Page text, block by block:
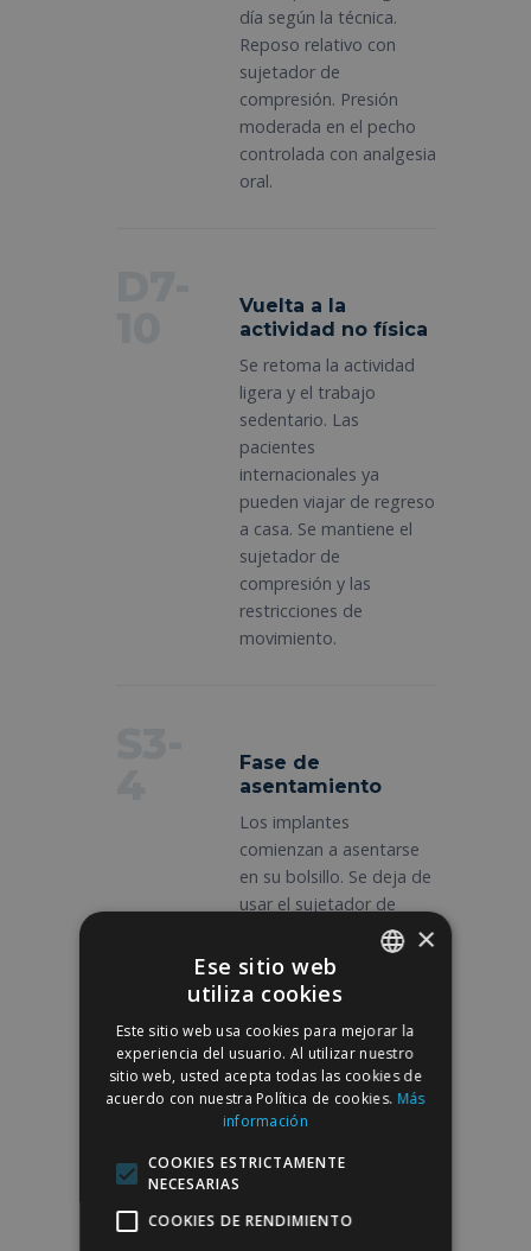
día según la técnica.
Reposo relativo con
sujetador de
compresión. Presión
moderada en el pecho
controlada con analgesia
oral.
Vuelta a la
actividad no física
Se retoma la actividad
ligera y el trabajo
sedentario. Las
pacientes
internacionales ya
pueden viajar de regreso
a casa. Se mantiene el
sujetador de
compresión y las
restricciones de
movimiento.
Fase de
asentamiento
Los implantes
comienzan a asentarse
en su bolsillo. Se deja de
usar el sujetador de
compresión. Sin ejercicio
de la parte superior del
cuerpo.
S6-
Reanudación del
deporte
Vuelta progresiva a la
el trabajo de la parte
ENGLISH
×
Ese sitio web
utiliza cookies
Este sitio web usa cookies para mejorar la
experiencia del usuario. Al utilizar nuestro
sitio web, usted acepta todas las cookies de
acuerdo con nuestra Política de cookies. Más
información
COOKIES ESTRICTAMENTE
NECESARIAS
COOKIES DE RENDIMIENTO